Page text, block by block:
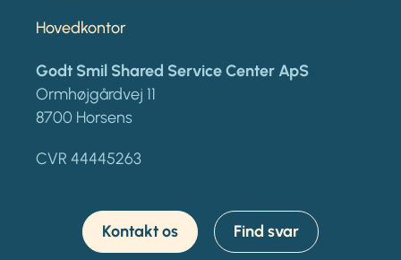
Hovedkontor
Godt Smil Shared Service Center ApS
Ormhøjgårdvej 11
8700 Horsens
CVR 44445263
Kontakt os Find svar